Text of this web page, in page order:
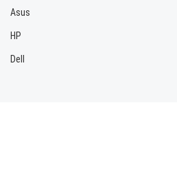
Asus
HP
Dell